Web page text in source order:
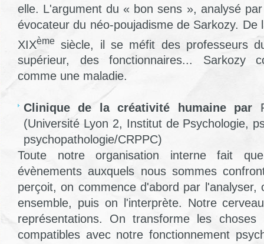
elle. L'argument du « bon sens », analysé
évocateur du néo-poujadisme de Sarkozy. De
XIXème siècle, il se méfit des professeurs
supérieur, des fonctionnaires... Sarkozy
comme une maladie.
Clinique de la créativité humaine par
(Université Lyon 2, Institut de Psychologie,
psychopathologie/CRPPC)
Toute notre organisation interne fait
évènements auxquels nous sommes
perçoit, on commence d'abord par l'analyser,
ensemble, puis on l'interprète. Notre
représentations. On transforme les choses
compatibles avec notre fonctionnement